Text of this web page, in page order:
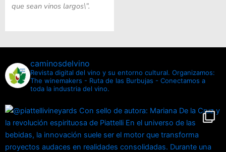
que sean vinos largos\”.
caminosdelvino
Revista digital del vino y su entorno cultural. Organizamos:
The winemakers - Ruta de las Burbujas - Conectamos a
toda la industria del vino.